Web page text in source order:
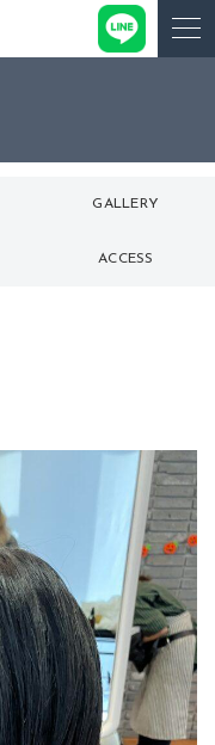
GALLERY
ギャラリー
ACCESS